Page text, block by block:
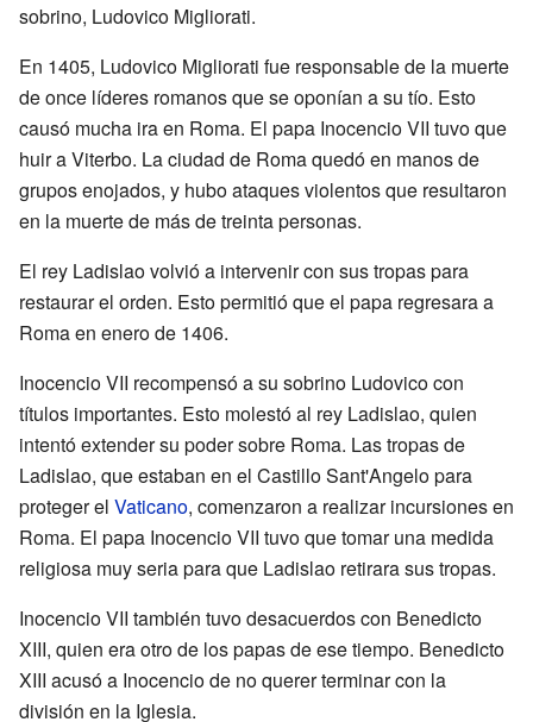
sobrino, Ludovico Migliorati.
En 1405, Ludovico Migliorati fue responsable de la muerte
de once líderes romanos que se oponían a su tío. Esto
causó mucha ira en Roma. El papa Inocencio VII tuvo que
huir a Viterbo. La ciudad de Roma quedó en manos de
grupos enojados, y hubo ataques violentos que resultaron
en la muerte de más de treinta personas.
El rey Ladislao volvió a intervenir con sus tropas para
restaurar el orden. Esto permitió que el papa regresara a
Roma en enero de 1406.
Inocencio VII recompensó a su sobrino Ludovico con
títulos importantes. Esto molestó al rey Ladislao, quien
intentó extender su poder sobre Roma. Las tropas de
Ladislao, que estaban en el Castillo Sant'Angelo para
proteger el Vaticano, comenzaron a realizar incursiones en
Roma. El papa Inocencio VII tuvo que tomar una medida
religiosa muy seria para que Ladislao retirara sus tropas.
Inocencio VII también tuvo desacuerdos con Benedicto
XIII, quien era otro de los papas de ese tiempo. Benedicto
XIII acusó a Inocencio de no querer terminar con la
división en la Iglesia.